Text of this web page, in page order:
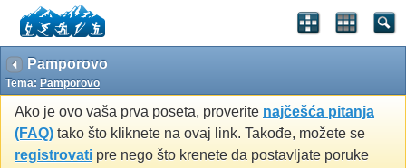
Pamporovo
Tema: Pamporovo
Ako je ovo vaša prva poseta, proverite najčešća pitanja
(FAQ) tako što kliknete na ovaj link. Takođe, možete se
registrovati pre nego što krenete da postavljate poruke